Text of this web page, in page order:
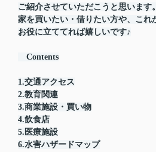
ご紹介させていただこうと思います。
家を買いたい・借りたい方や、これ
お役に立ててれば嬉しいです♪
Contents
1.交通アクセス
2.教育関連
3.商業施設・買い物
4.飲食店
5.医療施設
6.水害ハザードマップ